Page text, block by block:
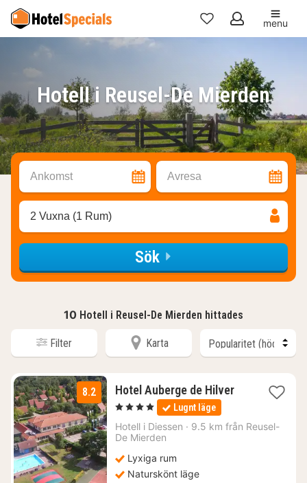
Mina
favoriter
menu
Hotell i Reusel-De Mierden
Ankomst Avresa
2 Vuxna (1 Rum)
Sök
10 Hotell i Reusel-De Mierden hittades
Filter Karta
8.2 Hotel Auberge de Hilver1
1474
, 4 Stjärnor Lugnt läge
Hotell i Diessen · 9.5 km från Reusel-
De Mierden
Lyxiga rum
Naturskönt läge